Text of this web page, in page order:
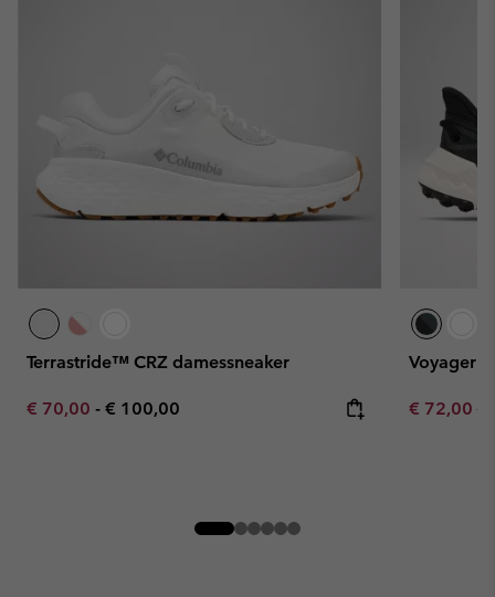
Terrastride™ CRZ damessneaker
Minimum sale price:
€ 70,00 - Maximum price:
€ 100,00
Voyager
Sale price:
€ 72,00€